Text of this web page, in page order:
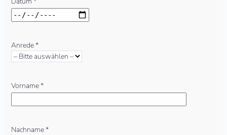
Anrede *
Vorname *
Nachname *